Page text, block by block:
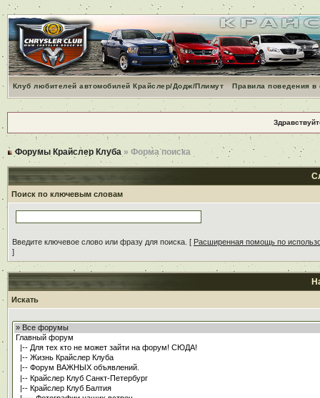
Клуб любителей автомобилей Крайслер/Додж/Плимут Правила поведения
Форумы Крайслер Клуба » Форма поиска
Поиск по ключевым словам
Введите ключевое слово или фразу для поиска. [ Расширенная помощь по
]
Искать